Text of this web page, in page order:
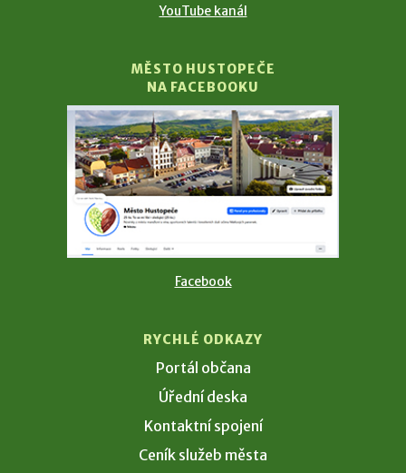
YouTube kanál
MĚSTO HUSTOPEČE
NA FACEBOOKU
Facebook
RYCHLÉ ODKAZY
Portál občana
Úřední deska
Kontaktní spojení
Ceník služeb města